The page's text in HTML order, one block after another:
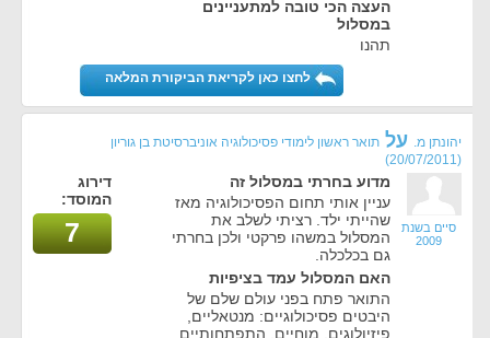
העצה הכי טובה למתעניינים
במסלול
תהנו
לחצו כאן לקריאת הביקורת המלאה
יהונתן מ. על תואר ראשון לימודי פסיכולוגיה אוניברסיטת בן גוריון
(20/07/2011)
סיים בשנת
2009
מדוע בחרתי במסלול זה
עניין אותי תחום הפסיכולוגיה מאז
שהייתי ילד. רציתי לשלב את
המסלול במשהו פרקטי ולכן בחרתי
גם בכלכלה.
האם המסלול עמד בציפיות
התואר פתח בפני עולם שלם של
היבטים פסיכולוגיים: מנטאליים,
פיזיולוגים, מוחיים, התפתחותיים
דירוג
המוסד:
7